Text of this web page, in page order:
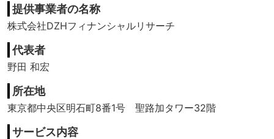
提供事業者の名称
株式会社DZHフィナンシャルリサーチ
代表者
野田 和宏
所在地
東京都中央区明石町8番1号 聖路加タワー32階
サービス内容